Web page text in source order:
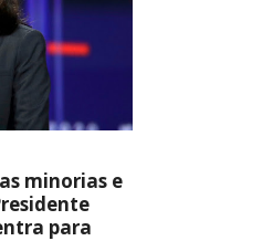
minorias e
para